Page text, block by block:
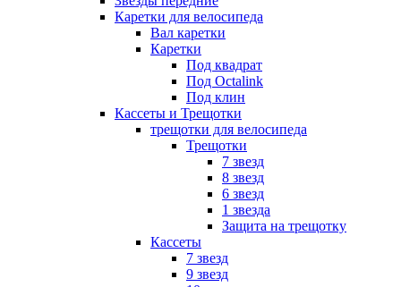
Каретки для велосипеда
Вал каретки
Каретки
Под квадрат
Под Octalink
Под клин
Кассеты и Трещотки
трещотки для велосипеда
Трещотки
7 звезд
8 звезд
6 звезд
1 звезда
Защита на трещотку
Кассеты
7 звезд
9 звезд